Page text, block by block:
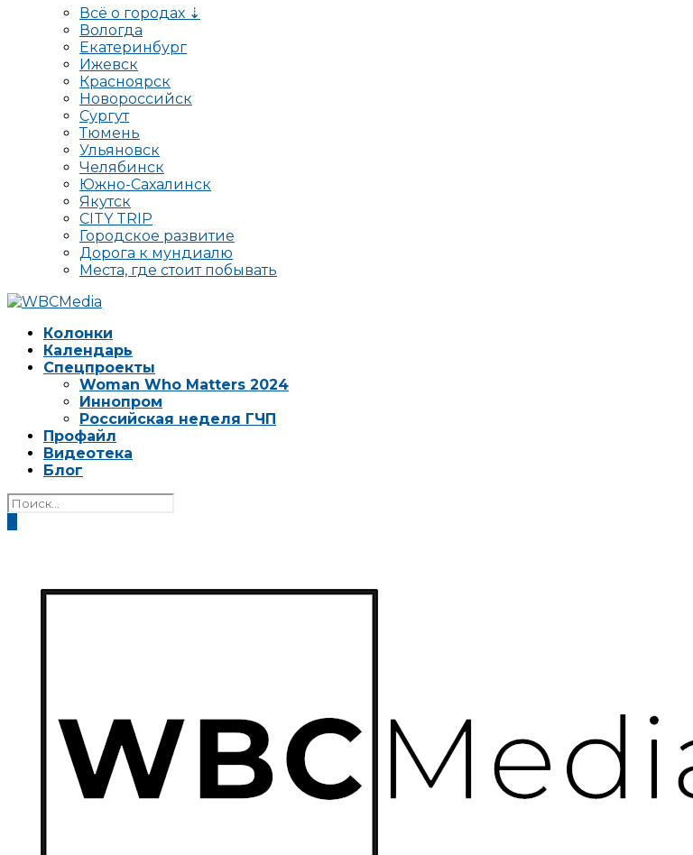
Всё о городах ⇣
Вологда
Екатеринбург
Ижевск
Красноярск
Новороссийск
Сургут
Тюмень
Ульяновск
Челябинск
Южно-Сахалинск
Якутск
CITY TRIP
Городское развитие
Дорога к мундиалю
Места, где стоит побывать
Колонки
Календарь
Спецпроекты
Woman Who Matters 2024
Иннопром
Российская неделя ГЧП
Профайл
Видеотека
Блог